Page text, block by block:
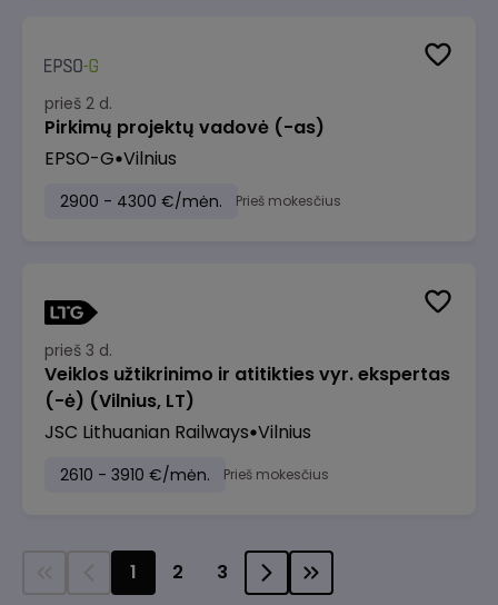
prieš 2 d.
Pirkimų projektų vadovė (-as)
EPSO-G Vilnius
2900 - 4300 €/mėn. Prieš mokesčius
prieš 3 d.
Veiklos užtikrinimo ir atitikties vyr. ekspertas
(-ė) (Vilnius, LT)
JSC Lithuanian Railways Vilnius
2610 - 3910 €/mėn. Prieš mokesčius
1 2 3